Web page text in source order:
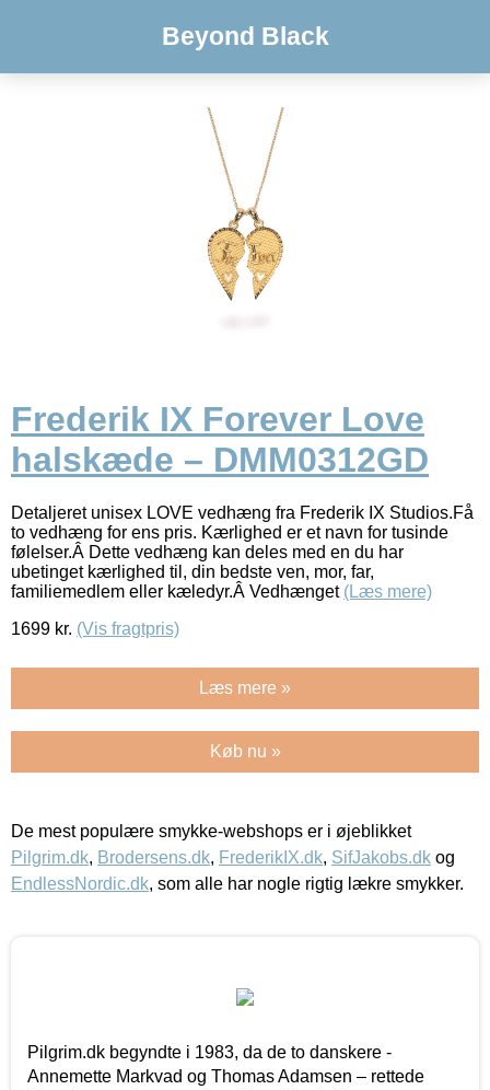
Beyond Black
Frederik IX Forever Love
halskæde – DMM0312GD
Detaljeret unisex LOVE vedhæng fra Frederik IX Studios.Få
to vedhæng for ens pris. Kærlighed er et navn for tusinde
følelser.Â Dette vedhæng kan deles med en du har
ubetinget kærlighed til, din bedste ven, mor, far,
familiemedlem eller kæledyr.Â Vedhænget (Læs mere)
1699 kr. (Vis fragtpris)
Læs mere »
Køb nu »
De mest populære smykke-webshops er i øjeblikket
Pilgrim.dk, Brodersens.dk, FrederikIX.dk, SifJakobs.dk og
EndlessNordic.dk, som alle har nogle rigtig lækre smykker.
Pilgrim.dk begyndte i 1983, da de to danskere -
Annemette Markvad og Thomas Adamsen – rettede